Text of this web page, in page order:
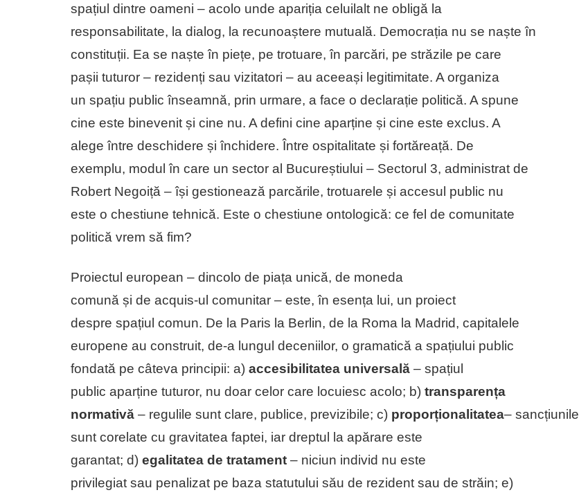
spațiul dintre oameni – acolo unde apariția celuilalt ne obligă la
responsabilitate, la dialog, la recunoaștere mutuală. Democrația nu se naște în
constituții. Ea se naște în piețe, pe trotuare, în parcări, pe străzile pe care
pașii tuturor – rezidenți sau vizitatori – au aceeași legitimitate. A organiza
un spațiu public înseamnă, prin urmare, a face o declarație politică. A spune
cine este binevenit și cine nu. A defini cine aparține și cine este exclus. A
alege între deschidere și închidere. Între ospitalitate și fortăreață. De
exemplu, modul în care un sector al Bucureștiului – Sectorul 3, administrat de
Robert Negoiță – își gestionează parcările, trotuarele și accesul public nu
este o chestiune tehnică. Este o chestiune ontologică: ce fel de comunitate
politică vrem să fim?
Proiectul european – dincolo de piața unică, de moneda
comună și de acquis-ul comunitar – este, în esența lui, un proiect
despre spațiul comun. De la Paris la Berlin, de la Roma la Madrid, capitalele
europene au construit, de-a lungul deceniilor, o gramatică a spațiului public
fondată pe câteva principii: a) accesibilitatea universală – spațiul
public aparține tuturor, nu doar celor care locuiesc acolo; b) transparența
normativă – regulile sunt clare, publice, previzibile; c) proporționalitatea– sancțiunile
sunt corelate cu gravitatea faptei, iar dreptul la apărare este
garantat; d) egalitatea de tratament – niciun individ nu este
privilegiat sau penalizat pe baza statutului său de rezident sau de străin; e)